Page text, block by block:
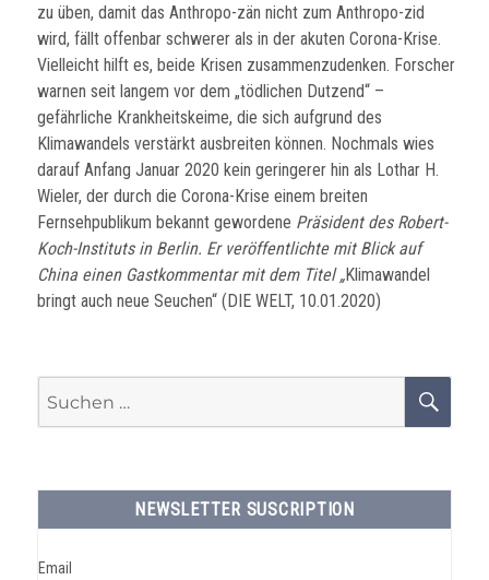
zu üben, damit das Anthropo-zän nicht zum Anthropo-zid
wird, fällt offenbar schwerer als in der akuten Corona-Krise.
Vielleicht hilft es, beide Krisen zusammenzudenken. Forscher
warnen seit langem vor dem „tödlichen Dutzend“ –
gefährliche Krankheitskeime, die sich aufgrund des
Klimawandels verstärkt ausbreiten können. Nochmals wies
darauf Anfang Januar 2020 kein geringerer hin als Lothar H.
Wieler, der durch die Corona-Krise einem breiten
Fernsehpublikum bekannt gewordene Präsident des Robert-
Koch-Instituts in Berlin. Er veröffentlichte mit Blick auf
China einen Gastkommentar mit dem Titel „Klimawandel
bringt auch neue Seuchen“ (DIE WELT, 10.01.2020)
nach:
NEWSLETTER SUSCRIPTION
Email